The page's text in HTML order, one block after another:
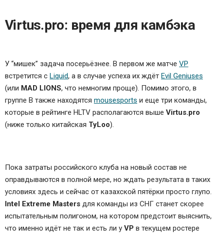
Virtus.pro: время для камбэка
У “мишек” задача посерьёзнее. В первом же матче VP
встретится с Liquid, а в случае успеха их ждёт Evil Geniuses
(или MAD LIONS, что немногим проще). Помимо этого, в
группе B также находятся mousesports и еще три команды,
которые в рейтинге HLTV располагаются выше Virtus.pro
(ниже только китайская TyLoo).
Пока затраты российского клуба на новый состав не
оправдываются в полной мере, но ждать результата в таких
условиях здесь и сейчас от казахской пятёрки просто глупо.
Intel Extreme Masters для команды из СНГ станет скорее
испытательным полигоном, на котором предстоит выяснить,
что именно идёт не так и есть ли у VP в текущем ростере